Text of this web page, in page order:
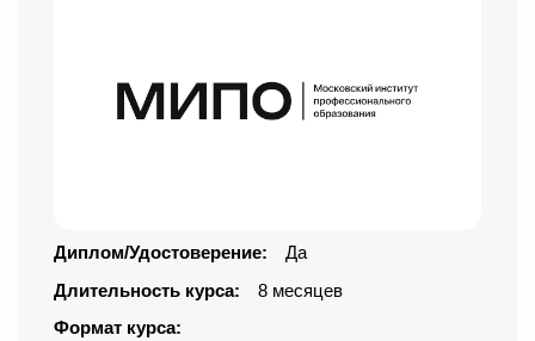
Диплом/Удостоверение:
Да
Длительность курса:
8 месяцев
Формат курса: